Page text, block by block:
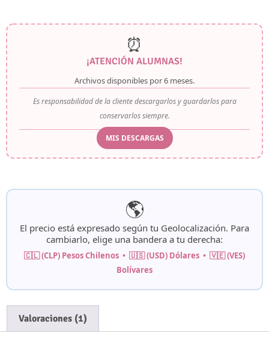
⏰
¡ATENCIÓN ALUMNAS!
Archivos disponibles por6 meses.
Es responsabilidad de la cliente descargarlos y guardarlos para
conservarlos siempre.
MIS DESCARGAS
🌎
El precio está expresado según tu Geolocalización. Para
cambiarlo, elige una bandera a tu derecha:
🇨🇱 (CLP) Pesos Chilenos • 🇺🇸 (USD) Dólares • 🇻🇪 (VES)
Bolívares
Valoraciones (1)